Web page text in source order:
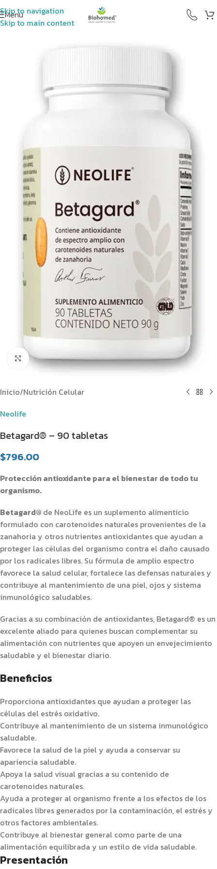
Skip to navigation
Skip to main content
Menú
Clic para ampliar
Inicio/Nutrición Celular
Neolife
Betagard® – 90 tabletas
$796.00
Protección antioxidante para el bienestar de todo tu
organismo.
Betagard® de NeoLife es un suplemento alimenticio
formulado con carotenoides naturales provenientes de la
zanahoria y otros nutrientes antioxidantes que ayudan a
proteger las células del organismo contra el daño causado
por los radicales libres. Su fórmula de amplio espectro
favorece la salud celular, fortalece las defensas naturales y
contribuye al mantenimiento de una piel, ojos y sistema
inmunológico saludables.
Gracias a su combinación de antioxidantes, Betagard® es un
excelente aliado para quienes buscan complementar su
alimentación con nutrientes que apoyen un envejecimiento
saludable y el bienestar diario.
Beneficios
Proporciona antioxidantes que ayudan a proteger las
células del estrés oxidativo.
Contribuye al mantenimiento de un sistema inmunológico
saludable.
Favorece la salud de la piel y ayuda a conservar su
apariencia saludable.
Apoya la salud visual gracias a su contenido de
carotenoides naturales.
Ayuda a proteger al organismo frente a los efectos de los
radicales libres generados por la contaminación, el estrés y
otros factores ambientales.
Contribuye al bienestar general como parte de una
alimentación equilibrada y un estilo de vida saludable.
Presentación